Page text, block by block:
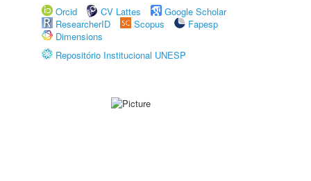
Orcid
CV Lattes
Google Scholar
ResearcherID
Scopus
Fapesp
Dimensions
Repositório Institucional UNESP